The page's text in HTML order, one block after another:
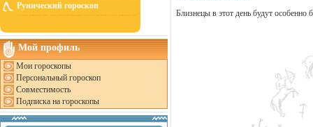
Рунический гороскоп
Мой профиль
Мои гороскопы
Персональный гороскоп
Совместимость
Подписка на гороскопы
Близнецы в этот день будут особенно